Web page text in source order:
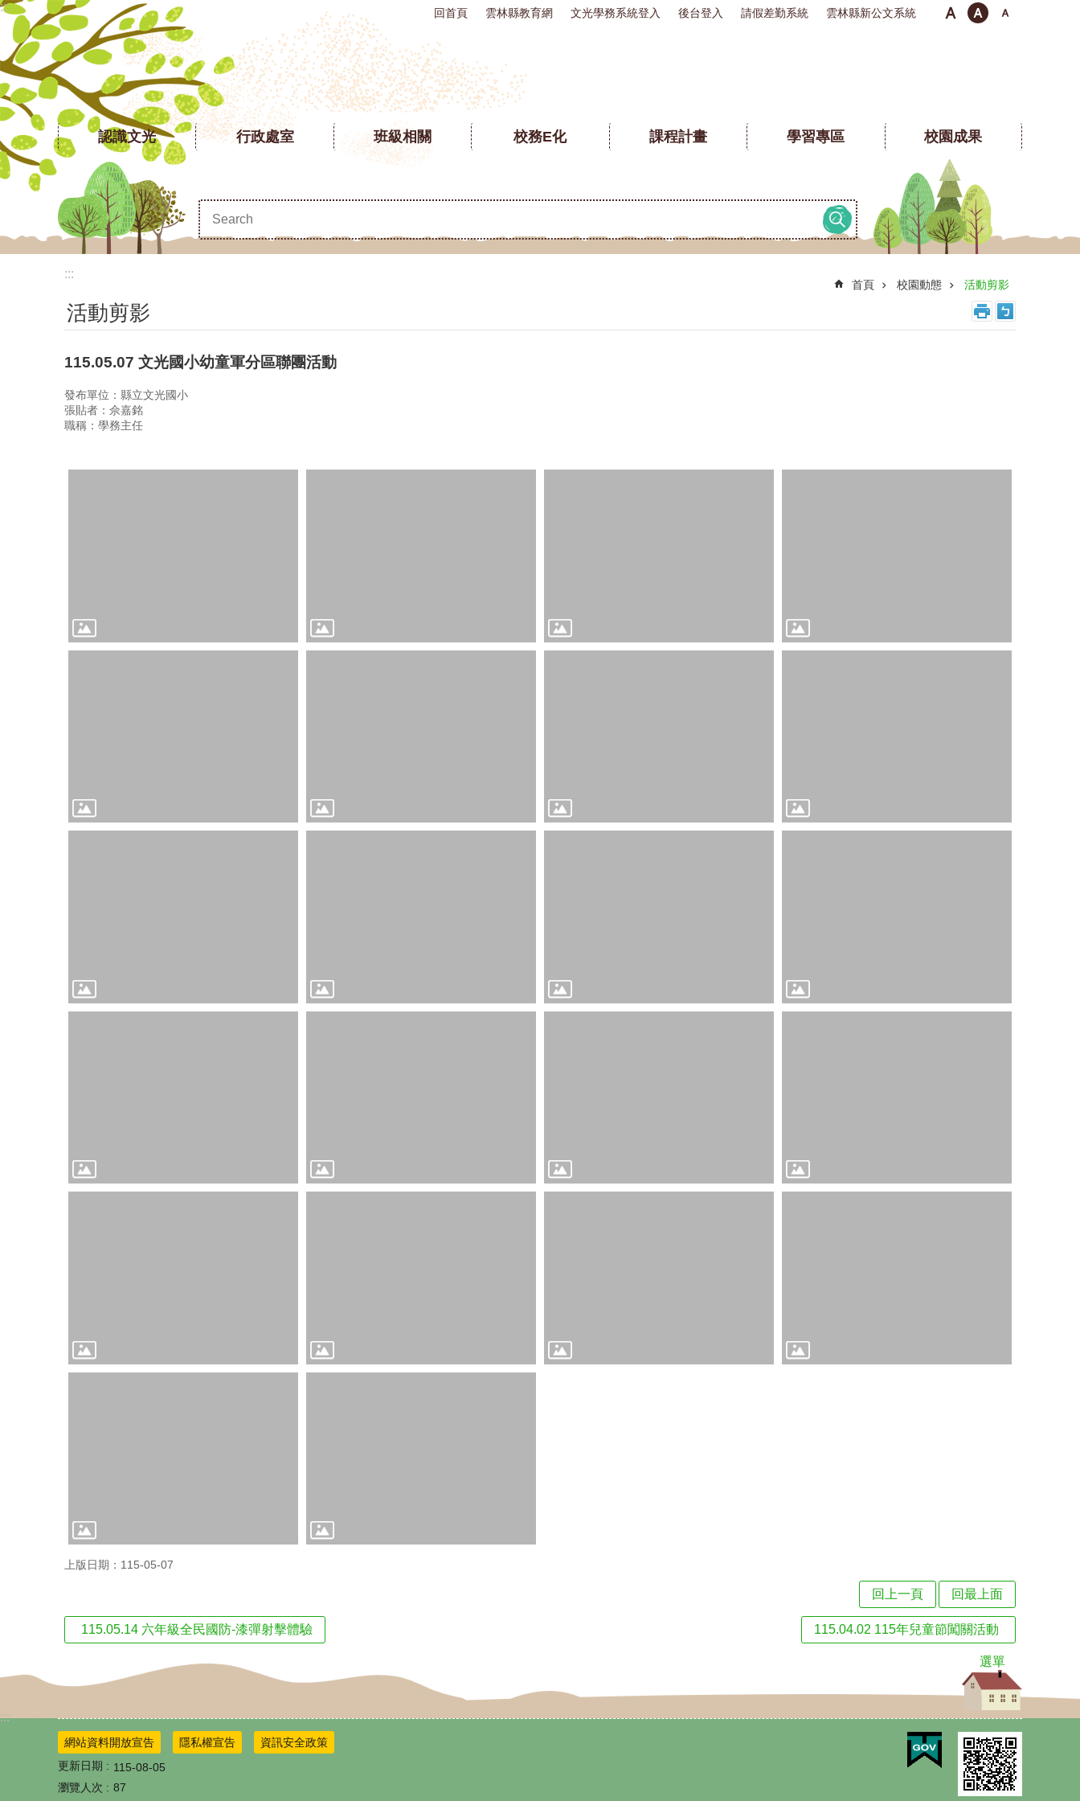
跳到主要內容區塊
::: 回首頁 雲林縣教育網 文光學務系統登入 後台登入 請假差勤系統 雲林縣新公文系統
認識文光 行政處室 班級相關 校務E化 課程計畫 學習專區 校園成果
:::
首頁 校園動態 活動剪影
活動剪影
115.05.07 文光國小幼童軍分區聯團活動
發布單位：縣立文光國小
張貼者：佘嘉銘
職稱：學務主任
上版日期：115-05-07
回上一頁 回最上面
115.05.14 六年級全民國防-漆彈射擊體驗 115.04.02 115年兒童節闖關活動
選單
:::
網站資料開放宣告 隱私權宣告
資訊安全政策
更新日期
115-08-05
瀏覽人次
87